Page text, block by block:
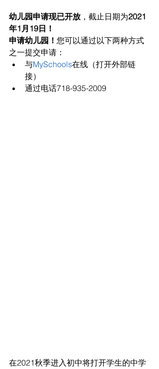
幼儿园申请现已开放 ，截止日期为2021
年1月19日！
申请幼儿园！ 您可以通过以下两种方式
之一提交申请：
与MySchools在线（打开外部链
接）
通过电话718-935-2009
在2021秋季进入初中将打开学生的中学